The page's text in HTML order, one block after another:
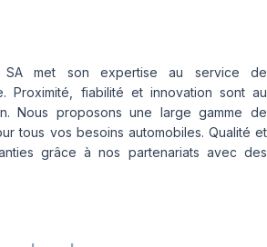
SA met son expertise au service de
Proximité, fiabilité et innovation sont au
Nous proposons une large gamme de
tous vos besoins automobiles. Qualité et
grâce à nos partenariats avec des